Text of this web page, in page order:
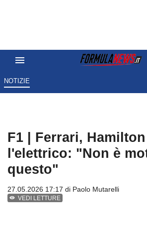
NOTIZIE
F1 | Ferrari,
l'elettrico: "Non è
questo"
27.05.2026 17:17 di Paolo Mutarelli
VEDI LETTURE